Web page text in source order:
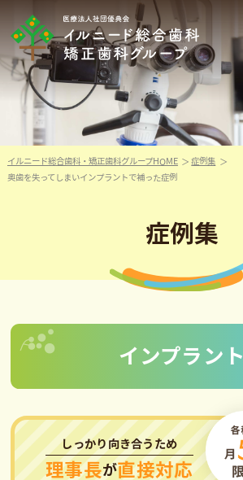
イルニード総合歯科・矯正歯科グループHOME
症例集
奥歯を失ってしまいインプラントで補った症例
症例集
インプラント
しっかり向き合うため
理事長が直接対応